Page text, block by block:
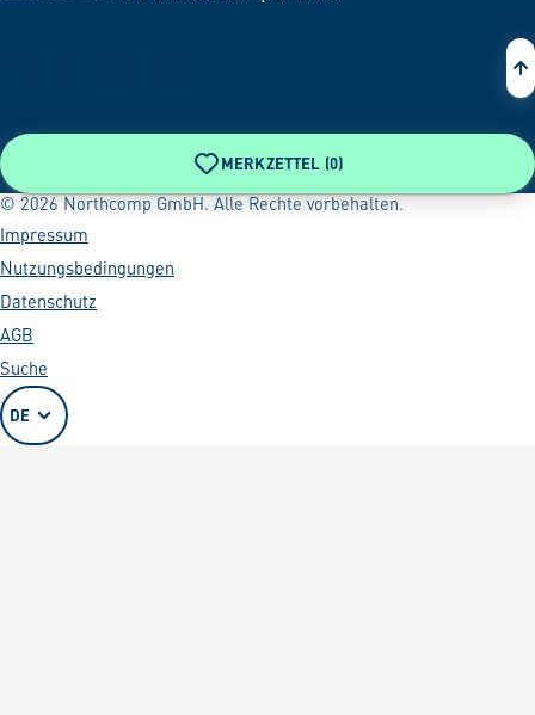
MERKZETTEL (0)
© 2026 Northcomp GmbH. Alle Rechte vorbehalten.
Impressum
Nutzungsbedingungen
Datenschutz
AGB
Suche
DE